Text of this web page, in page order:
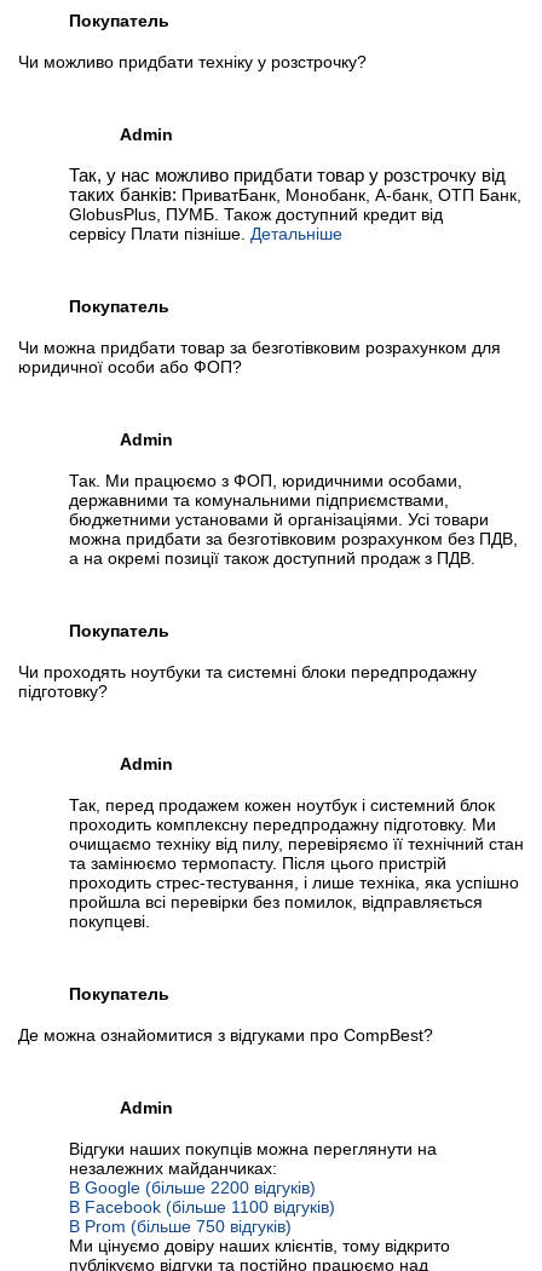
Покупатель
Чи можливо придбати техніку у розстрочку?
Admin
Так, у нас можливо придбати товар у розстрочку від
таких банків: ПриватБанк, Монобанк, А-банк, ОТП Банк,
GlobusPlus, ПУМБ. Також доступний кредит від
сервісу Плати пізніше. Детальніше
Покупатель
Чи можна придбати товар за безготівковим розрахунком для
юридичної особи або ФОП?
Admin
Так. Ми працюємо з ФОП, юридичними особами,
державними та комунальними підприємствами,
бюджетними установами й організаціями. Усі товари
можна придбати за безготівковим розрахунком без ПДВ,
а на окремі позиції також доступний продаж з ПДВ.
Покупатель
Чи проходять ноутбуки та системні блоки передпродажну
підготовку?
Admin
Так, перед продажем кожен ноутбук і системний блок
проходить комплексну передпродажну підготовку. Ми
очищаємо техніку від пилу, перевіряємо її технічний стан
та замінюємо термопасту. Після цього пристрій
проходить стрес-тестування, і лише техніка, яка успішно
пройшла всі перевірки без помилок, відправляється
покупцеві.
Покупатель
Де можна ознайомитися з відгуками про CompBest?
Admin
Відгуки наших покупців можна переглянути на
незалежних майданчиках:
В Google (більше 2200 відгуків)
В Facebook (більше 1100 відгуків)
В Prom (більше 750 відгуків)
Ми цінуємо довіру наших клієнтів, тому відкрито
публікуємо відгуки та постійно працюємо над